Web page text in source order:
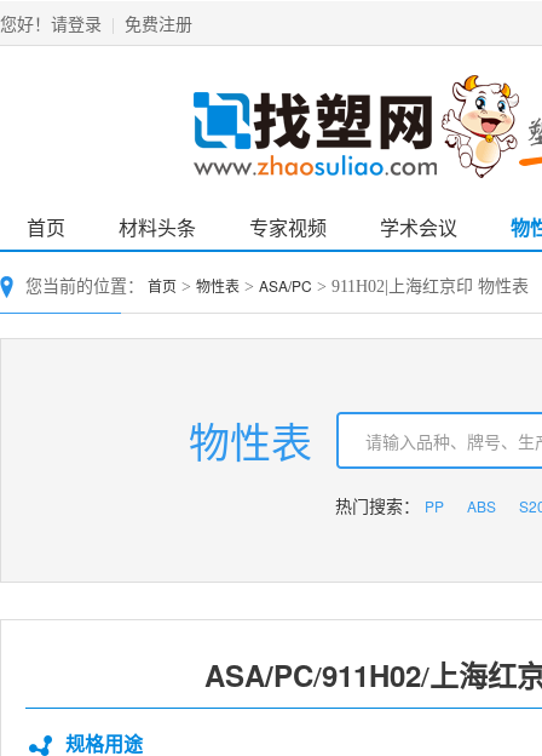
您好！ 请登录 免费注册
首页 材料头条 专家视频 学术会议 物
您当前的位置： 首页 > 物性表 > ASA/PC > 911H02|上海红京印 物性表
物性表
热门搜索： PP ABS
ASA/PC/911H02/上海红
规格用途